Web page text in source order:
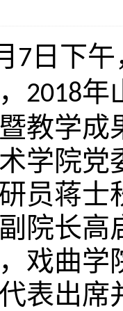
7 日下
2018年
教学成
学院党
员蒋士
院长高
戏曲学
表出